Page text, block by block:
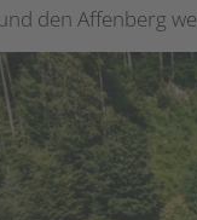
den Affenberg